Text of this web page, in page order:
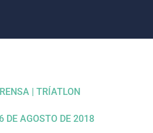
|TRÍATLON
DE AGOSTO DE 2018